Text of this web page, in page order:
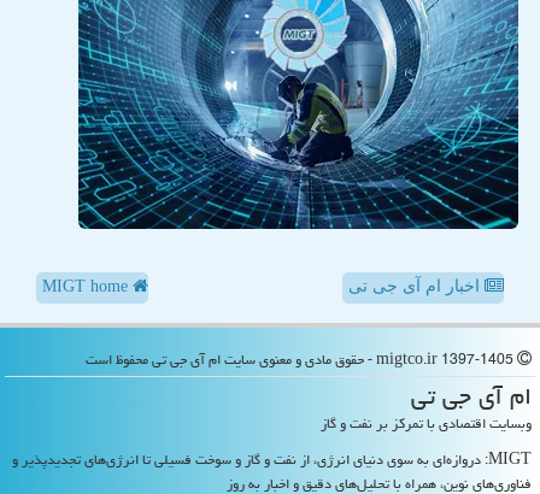
اخبار ام آی جی تی
ام آی جی تی
وبسایت اقتصادی با تمرکز بر نفت و گاز
MIGT: دروازه‌ای به سوی دنیای انرژی، از نفت و گاز و سوخت فسیلی تا انرژی‌های تجدیدپذیر و
فناوری‌های نوین، همراه با تحلیل‌های دقیق و اخبار به روز